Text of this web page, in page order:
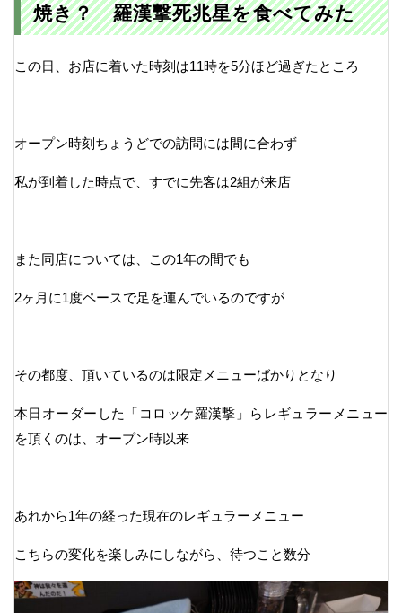
焼き？ 羅漢撃死兆星を食べてみた
この日、お店に着いた時刻は11時を5分ほど過ぎたところ
オープン時刻ちょうどでの訪問には間に合わず
私が到着した時点で、すでに先客は2組が来店
また同店については、この1年の間でも
2ヶ月に1度ペースで足を運んでいるのですが
その都度、頂いているのは限定メニューばかりとなり
本日オーダーした「コロッケ羅漢撃」らレギュラーメニュー
を頂くのは、オープン時以来
あれから1年の経った現在のレギュラーメニュー
こちらの変化を楽しみにしながら、待つこと数分